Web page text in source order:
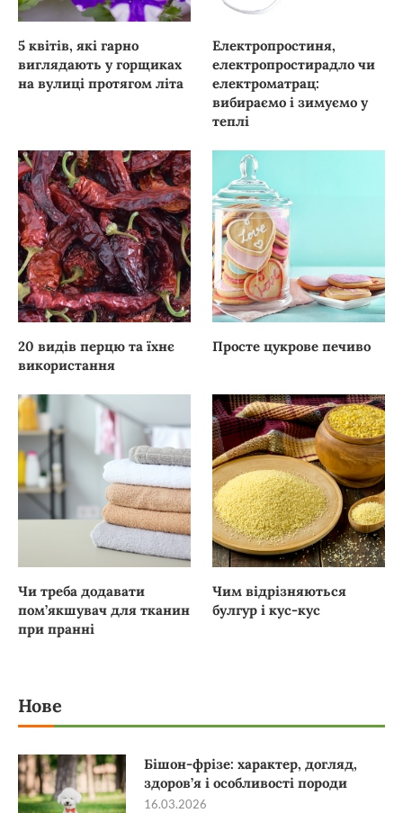
5 квітів, які гарно
виглядають у горщиках
на вулиці протягом літа
Електропростиня,
електропростирадло чи
електроматрац:
вибираємо і зимуємо у
теплі
20 видів перцю та їхнє
використання
Просте цукрове печиво
Чи треба додавати
пом’якшувач для тканин
при пранні
Чим відрізняються
булгур і кус-кус
Нове
Бішон-фрізе: характер, догляд,
здоров’я і особливості породи
16.03.2026